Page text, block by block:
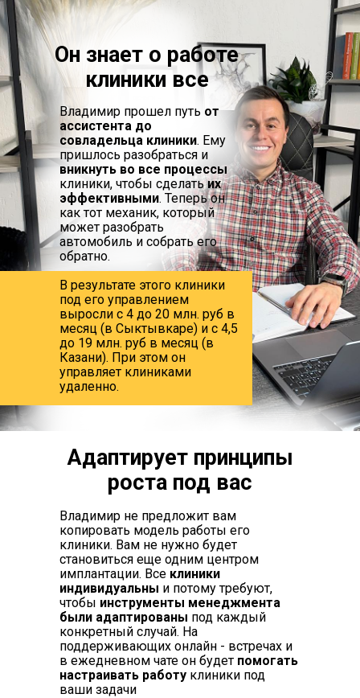
Владимир не предложит вам
копировать модель работы его
клиники. Вам не нужно будет
становиться еще одним центром
имплантации. Все клиники
индивидуальны и потому требуют,
чтобы инструменты менеджмента
были адаптированы под каждый
конкретный случай. На
поддерживающих онлайн - встречах и
в ежедневном чате он будет помогать
настраивать работу клиники под
ваши задачи
Адаптирует принципы
роста под вас
Он знает о работе
клиники все
Владимир прошел путь от
ассистента до
совладельца клиники. Ему
пришлось разобраться и
вникнуть во все процессы
клиники, чтобы сделатьих
эффективными. Теперь он
как тот механик, который
может разобрать
автомобиль и собрать его
обратно.
В результате этого клиники
под его управлением
выросли с 4 до 20 млн. руб в
месяц (в Сыктывкаре) и с 4,5
до 19 млн. руб в месяц (в
Казани). При этом он
управляет клиниками
удаленно.